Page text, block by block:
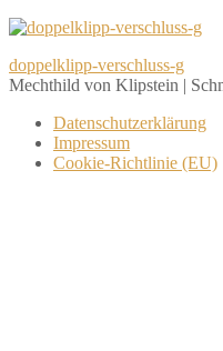
doppelklipp-verschluss-g
Mechthild von Klipstein |
Datenschutzerklärung
Impressum
Cookie-Richtlinie (EU)